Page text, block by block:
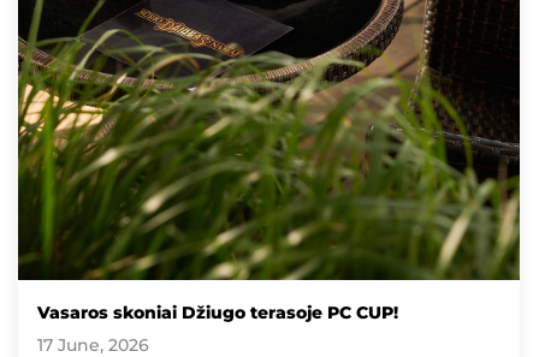
Vasaros skoniai Džiugo terasoje PC CUP!
17 June, 2026